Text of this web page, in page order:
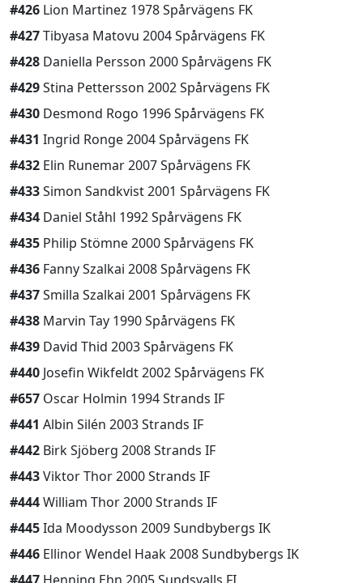
#426 Lion Martinez 1978 Spårvägens FK
#427Tibyasa Matovu 2004 Spårvägens FK
#428 Daniella Persson 2000 Spårvägens FK
#429Stina Pettersson 2002 Spårvägens FK
#430 Desmond Rogo 1996 Spårvägens FK
#431 Ingrid Ronge 2004 Spårvägens FK
#432 Elin Runemar 2007 Spårvägens FK
#433Simon Sandkvist 2001 Spårvägens FK
#434 Daniel Ståhl 1992 Spårvägens FK
#435 Philip Stömne 2000 Spårvägens FK
#436 Fanny Szalkai 2008 Spårvägens FK
#437Smilla Szalkai 2001 Spårvägens FK
#438 Marvin Tay 1990 Spårvägens FK
#439 David Thid 2003 Spårvägens FK
#440 Josefin Wikfeldt 2002 Spårvägens FK
#657 Oscar Holmin 1994 Strands IF
#441 Albin Silén 2003 Strands IF
#442 Birk Sjöberg 2008 Strands IF
#443Viktor Thor 2000 Strands IF
#444William Thor 2000 Strands IF
#445Ida Moodysson 2009 Sundbybergs IK
#446 Ellinor Wendel Haak 2008 Sundbybergs IK